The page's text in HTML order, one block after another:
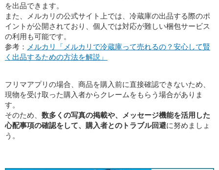
を出品できます。
また、メルカリの公式サイト上では、冷蔵庫の出品する際のポ
イントが公開されており、個人では対応が難しい梱包サービス
の利用も可能です。
参考： メルカリ「メルカリで冷蔵庫って売れるの？安心して賢
く出品するための方法を解説」
フリマアプリの場合、商品を購入前に直接確認できないため、
現物を受け取った購入者からクレームをもらう場合がありま
す。
そのため、 数多くの写真の掲載や、メッセージ機能を活用した
心配事項の確認をして、購入者とのトラブル回避に努めましょ
う。